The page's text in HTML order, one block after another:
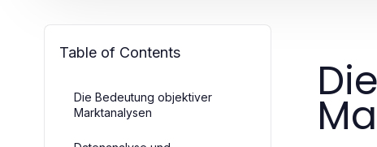
Table of Contents
Die Bedeutung objektiver
Marktanalysen